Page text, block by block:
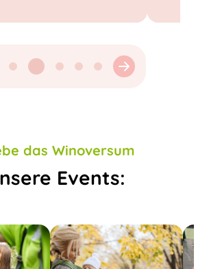
das Winoversum
Events: